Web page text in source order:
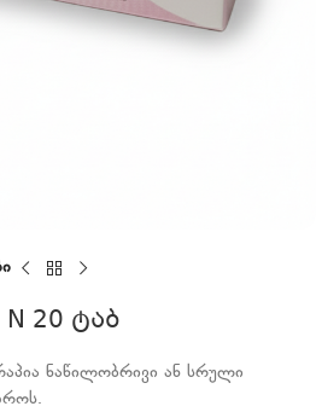
20 ტაბ
ნაწილობრივი ან სრული